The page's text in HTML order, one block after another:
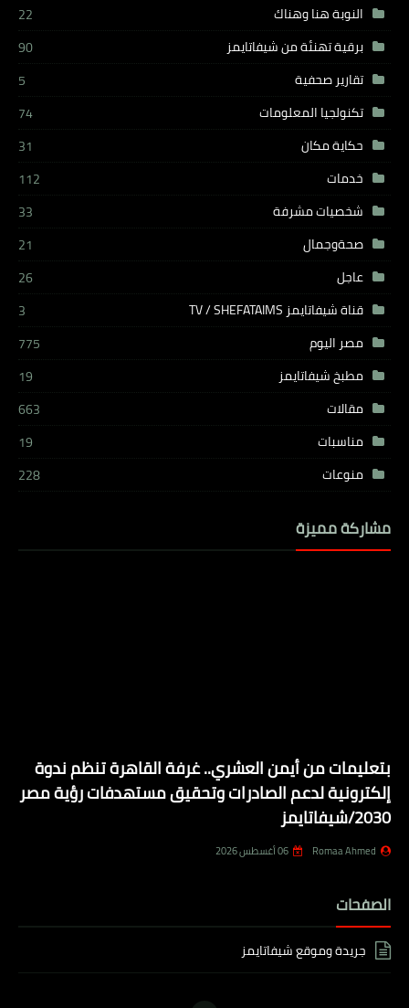
النوبة هنا وهناك
22
برقية تهنئة من شيفاتايمز
90
تقارير صحفية
5
تكنولجيا المعلومات
74
حكاية مكان
31
خدمات
112
شخصيات مشرفة
33
صحةوجمال
21
عاجل
26
قناة شيفاتايمز TV / SHEFATAIMS
3
مصر اليوم
775
مطبخ شيفاتايمز
19
مقالات
663
مناسبات
19
منوعات
228
مشاركة مميزة
بتعليمات من أيمن العشري.. غرفة القاهرة تنظم ندوة
إلكترونية لدعم الصادرات وتحقيق مستهدفات رؤية مصر
2030/شيفاتايمز
Romaa Ahmed 06 أغسطس 2026
الصفحات
جريدة وموقع شيفاتايمز